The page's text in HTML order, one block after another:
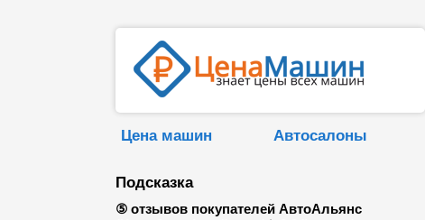
Цена машин Автосалоны
Подсказка
⑤ отзывов покупателей АвтоАльянс